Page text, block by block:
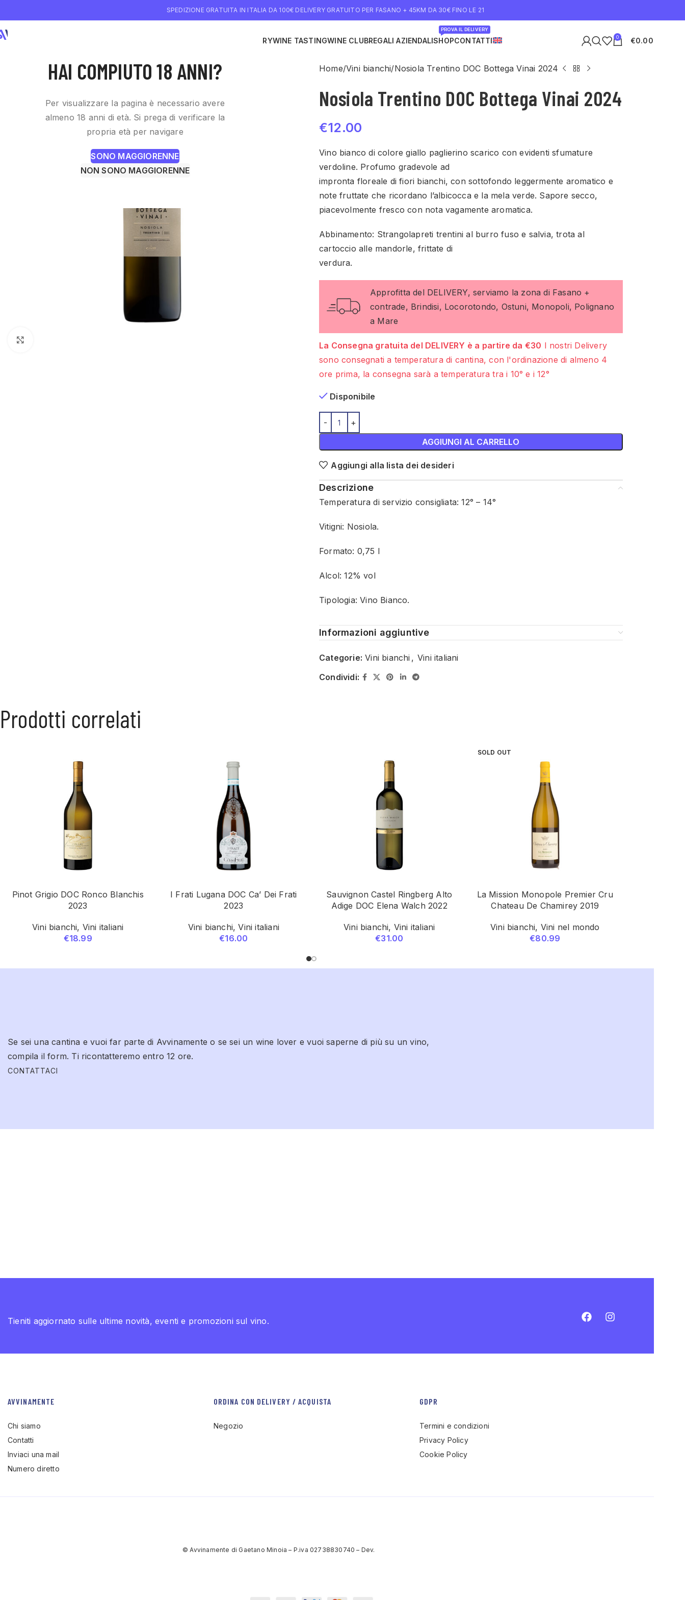
HAI COMPIUTO 18 ANNI?
Per visualizzare la pagina è necessario avere
almeno 18 anni di età. Si prega di verificare la
propria età per navigare
SONO MAGGIORENNE
NON SONO MAGGIORENNE
SPEDIZIONE GRATUITA IN ITALIA DA 100€ DELIVERY GRATUITO PER FASANO + 45KM DA 30€ FINO LE 21
WINE DELIVERYWINE TASTINGWINE CLUBREGALI AZIENDALISHOP
PROVA IL DELIVERY
CONTATTI 0 €0.00
Home Vini bianchi Nosiola Trentino DOC Bottega Vinai 2024
Nosiola Trentino DOC Bottega Vinai 2024
€12.00
Vino bianco di colore giallo paglierino scarico con evidenti sfumature
verdoline. Profumo gradevole ad
impronta floreale di fiori bianchi, con sottofondo leggermente aromatico e
note fruttate che ricordano l’albicocca e la mela verde. Sapore secco,
piacevolmente fresco con nota vagamente aromatica.
Abbinamento: Strangolapreti trentini al burro fuso e salvia, trota al
cartoccio alle mandorle, frittate di
verdura.
Approfitta del DELIVERY, serviamo la zona di Fasano +
contrade, Brindisi, Locorotondo, Ostuni, Monopoli, Polignano
a Mare
La Consegna gratuita del DELIVERY è a partire da €30 I nostri Delivery
sono consegnati a temperatura di cantina, con l'ordinazione di almeno 4
ore prima, la consegna sarà a temperatura tra i 10° e i 12°
Disponibile
AGGIUNGI AL CARRELLO
Aggiungi alla lista dei desideri
Descrizione
Temperatura di servizio consigliata: 12° – 14°
Vitigni: Nosiola.
Formato: 0,75 l
Alcol: 12% vol
Tipologia: Vino Bianco.
Informazioni aggiuntive
Categorie: Vini bianchi , Vini italiani
Condividi:
Prodotti correlati
Pinot Grigio DOC Ronco Blanchis
2023
Vini bianchi, Vini italiani
€18.99
I Frati Lugana DOC Ca’ Dei Frati
2023
Vini bianchi,Vini italiani
€16.00
Sauvignon Castel Ringberg Alto
Adige DOC Elena Walch 2022
Vini bianchi, Vini italiani
€31.00
SOLD OUT
La Mission Monopole Premier Cru
Chateau De Chamirey 2019
Vini bianchi, Vini nel mondo
€80.99
Se sei una cantina e vuoi far parte di Avvinamente o se sei un wine lover e vuoi saperne di più su un vino,
compila il form. Ti ricontatteremo entro 12 ore.
CONTATTACI
Tieniti aggiornato sulle ultime novità, eventi e promozioni sul vino.
AVVINAMENTE
Chi siamo
Contatti
Inviaci una mail
Numero diretto
ORDINA CON DELIVERY / ACQUISTA
Negozio
GDPR
Termini e condizioni
Privacy Policy
Cookie Policy